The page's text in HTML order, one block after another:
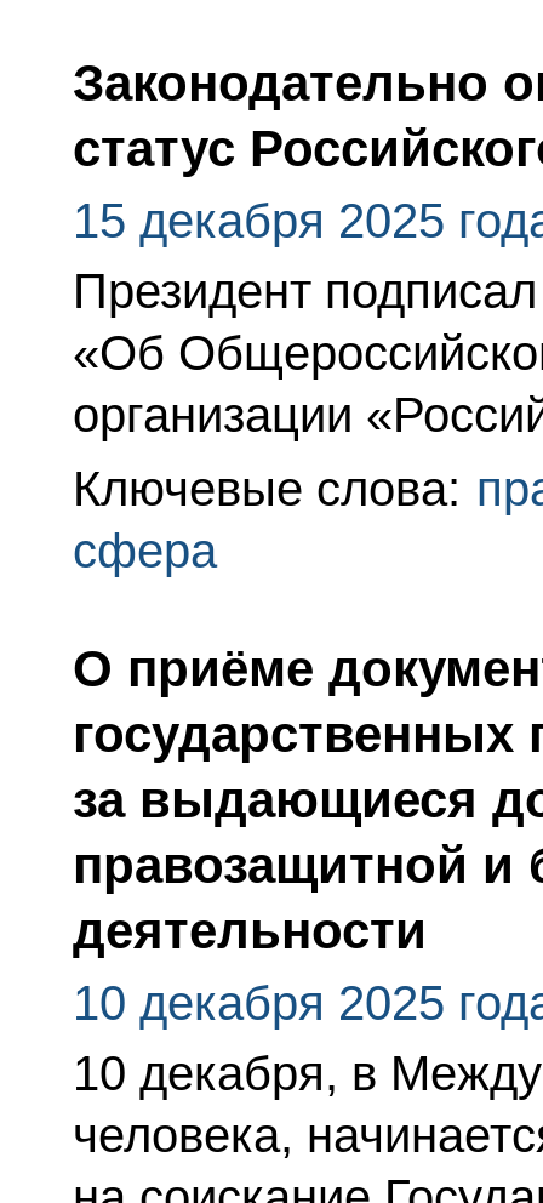
Законодательно
статус
15 декабря 2025
Президент
«Об
организации
Ключевые слова:
сфера
О приёме
государственных
за выдающиеся
правозащитной и
деятельности
10 декабря 2025
10 декабря, в
человека,